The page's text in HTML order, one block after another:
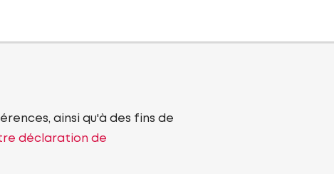
ainsi qu'à des fins de
déclaration de